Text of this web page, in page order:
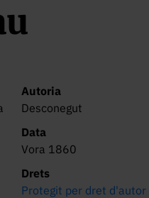
Autoria
Desconegut
Data
Vora 1860
Drets
Protegit per dret d'autor